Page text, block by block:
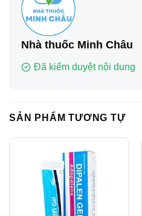
Nhà thuốc Minh Châu
Đã kiểm duyệt nội dung
SẢN PHẨM TƯƠNG TỰ